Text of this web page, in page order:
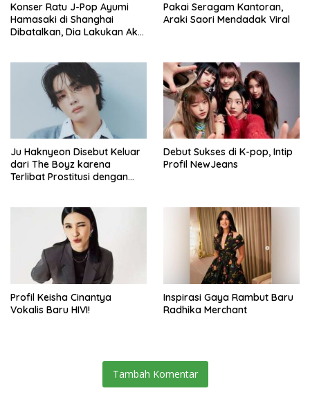
Konser Ratu J-Pop Ayumi
Hamasaki di Shanghai
Dibatalkan, Dia Lakukan Aksi
Pakai Seragam Kantoran,
Araki Saori Mendadak Viral
Ju Haknyeon Disebut Keluar
dari The Boyz karena
Terlibat Prostitusi dengan
Debut Sukses di K-pop, Intip
Profil NewJeans
Profil Keisha Cinantya
Vokalis Baru HIVI!
Inspirasi Gaya Rambut Baru
Radhika Merchant
Tambah Komentar